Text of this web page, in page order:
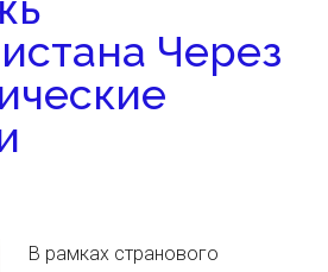
Через
В рамках странового